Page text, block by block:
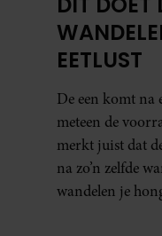
EETLUST
De een komt na
meteen de
merkt juist dat
na zo’n zelfde
wandelen je